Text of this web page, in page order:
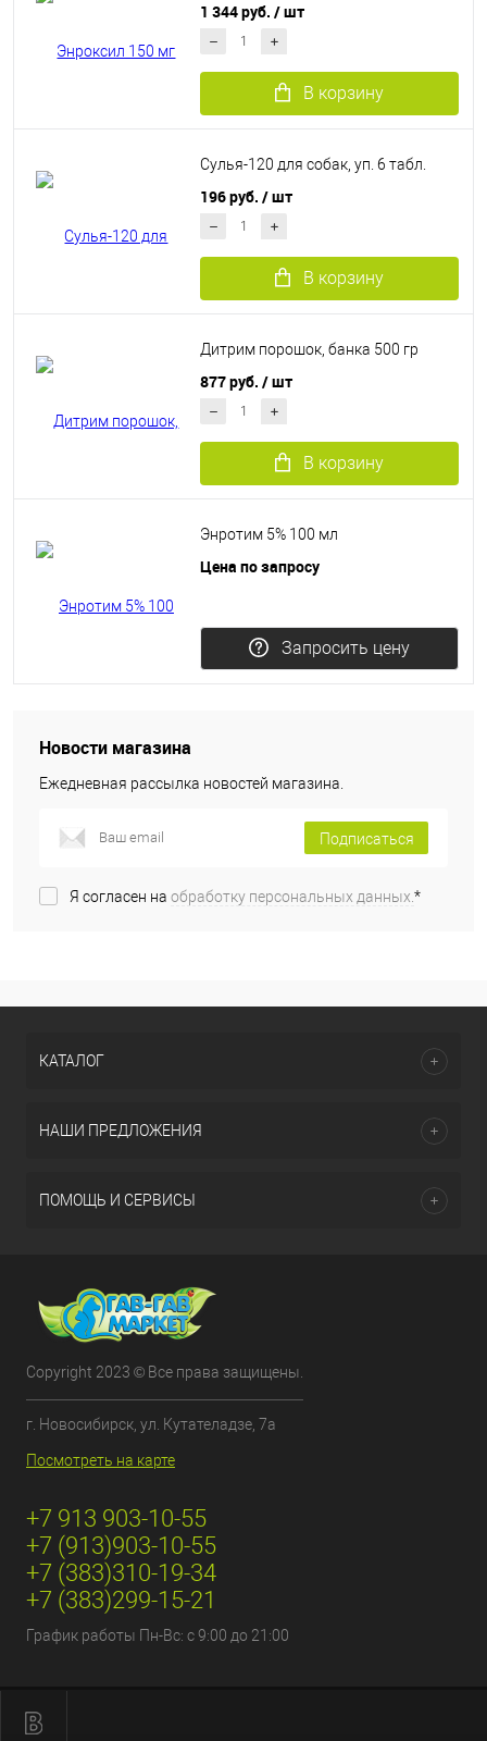
1 344 руб. / шт
В корзину
Сулья-120 для собак, уп. 6 табл.
196 руб. / шт
В корзину
Дитрим порошок, банка 500 гр
877 руб. / шт
В корзину
Энротим 5% 100 мл
Цена по запросу
Запросить цену
Новости магазина
Ежедневная рассылка новостей магазина.
Подписаться
Я согласен на обработку персональных данных.*
КАТАЛОГ
НАШИ ПРЕДЛОЖЕНИЯ
ПОМОЩЬ И СЕРВИСЫ
Copyright 2023 © Все права защищены.
г. Новосибирск, ул. Кутателадзе, 7а
Посмотреть на карте
+7 913 903-10-55
+7 (913)903-10-55
+7 (383)310-19-34
+7 (383)299-15-21
График работы Пн-Вс: с 9:00 до 21:00